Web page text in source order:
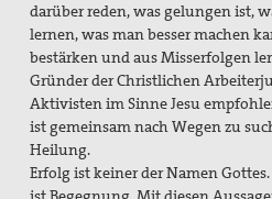
darüber reden, was gelungen ist,
lernen, was man besser machen
bestärken und aus Misserfolgen
Gründer der Christlichen
Aktivisten im Sinne Jesu
ist gemeinsam nach Wegen zu
Heilung.
Erfolg ist keiner der Namen